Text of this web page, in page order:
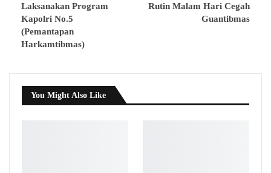
Laksanakan Program
Kapolri No.5
(Pemantapan
Harkamtibmas)
Rutin Malam Hari Cegah
Guantibmas
You Might Also Like